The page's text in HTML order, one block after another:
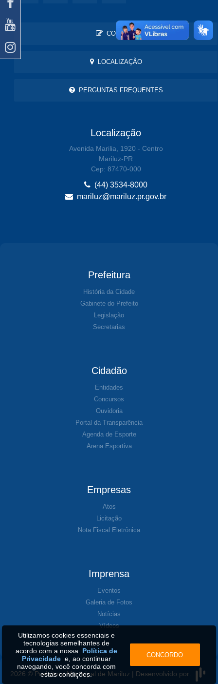
CONTATO
LOCALIZAÇÃO
PERGUNTAS FREQUENTES
Localização
Avenida Marilia, 1920 - Centro
Mariluz-PR
Cep: 87470-000
(44) 3534-8000
mariluz@mariluz.pr.gov.br
Prefeitura
História da Cidade
Gabinete do Prefeito
Legislação
Secretarias
Cidadão
Entidades
Concursos
Ouvidoria
Portal da Transparência
Agenda de Esporte
Arena Esportiva
Empresas
Atos
Licitação
Nota Fiscal Eletrônica
Imprensa
Eventos
Galeria de Fotos
Notícias
Vídeos
2026 © Prefeitura Municipal de Mariluz | Desenvolvido por:
Utilizamos cookies essenciais e
tecnologias semelhantes de
acordo com a nossa Política de
Privacidadee, ao continuar
navegando, você concorda com
estas condições.
CONCORDO